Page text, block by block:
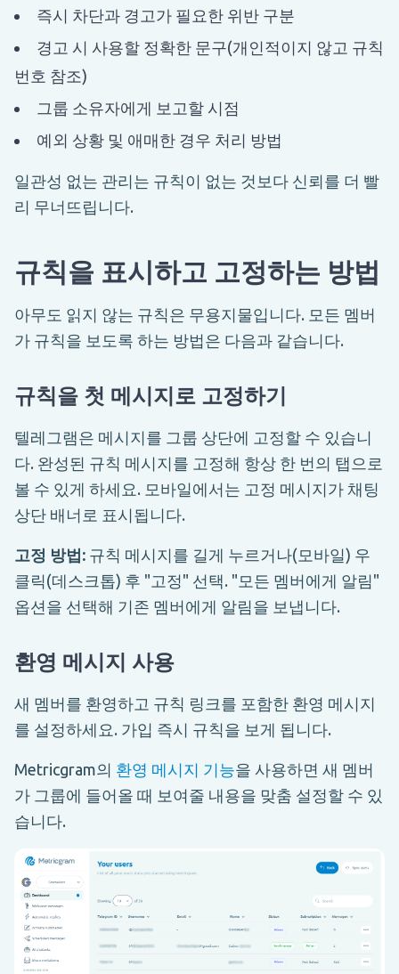
즉시 차단과 경고가 필요한 위반 구분
경고 시 사용할 정확한 문구(개인적이지 않고 규칙
번호 참조)
그룹 소유자에게 보고할 시점
예외 상황 및 애매한 경우 처리 방법
일관성 없는 관리는 규칙이 없는 것보다 신뢰를 더 빨
리 무너뜨립니다.
규칙을 표시하고 고정하는 방법
아무도 읽지 않는 규칙은 무용지물입니다. 모든 멤버
가 규칙을 보도록 하는 방법은 다음과 같습니다.
규칙을 첫 메시지로 고정하기
텔레그램은 메시지를 그룹 상단에 고정할 수 있습니
다. 완성된 규칙 메시지를 고정해 항상 한 번의 탭으로
볼 수 있게 하세요. 모바일에서는 고정 메시지가 채팅
상단 배너로 표시됩니다.
고정 방법: 규칙 메시지를 길게 누르거나(모바일) 우
클릭(데스크톱) 후 "고정" 선택. "모든 멤버에게 알림"
옵션을 선택해 기존 멤버에게 알림을 보냅니다.
환영 메시지 사용
새 멤버를 환영하고 규칙 링크를 포함한 환영 메시지
를 설정하세요. 가입 즉시 규칙을 보게 됩니다.
Metricgram의 환영 메시지 기능을 사용하면 새 멤버
가 그룹에 들어올 때 보여줄 내용을 맞춤 설정할 수 있
습니다.